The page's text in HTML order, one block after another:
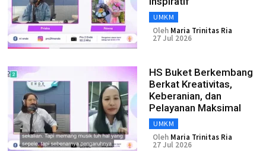
UMKM
Oleh Maria Trinitas Ria
27 Jul 2026
HS Buket Berkembang
Berkat Kreativitas,
Keberanian, dan
Pelayanan Maksimal
UMKM
Oleh Maria Trinitas Ria
27 Jul 2026